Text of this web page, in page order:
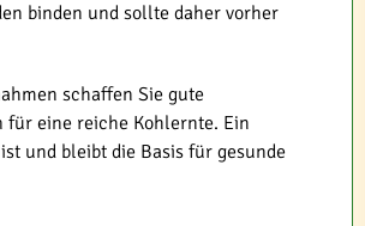
binden und sollte daher vorher
schaffen Sie gute
für eine reiche Kohlernte. Ein
und bleibt die Basis für gesunde